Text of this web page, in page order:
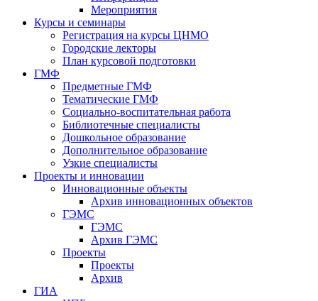
Мероприятия
Курсы и семинары
Регистрация на курсы ЦНМО
Городские лекторы
План курсовой подготовки
ГМФ
Предметные ГМФ
Тематические ГМФ
Социально-воспитательная работа
Библиотечные специалисты
Дошкольное образование
Дополнительное образование
Узкие специалисты
Проекты и инновации
Инновационные объекты
Архив инновационных объектов
ГЭМС
ГЭМС
Архив ГЭМС
Проекты
Проекты
Архив
ГИА